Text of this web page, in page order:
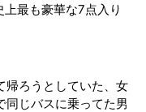
最も豪華な7点入り
帰ろうとしていた、女
同じバスに乗ってた男